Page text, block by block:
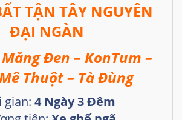
TẬN TÂY NGUYÊN
ĐẠI NGÀN
Đen – KonTum –
Thuột – Tà Đùng
gian: 4 Ngày 3 Đêm